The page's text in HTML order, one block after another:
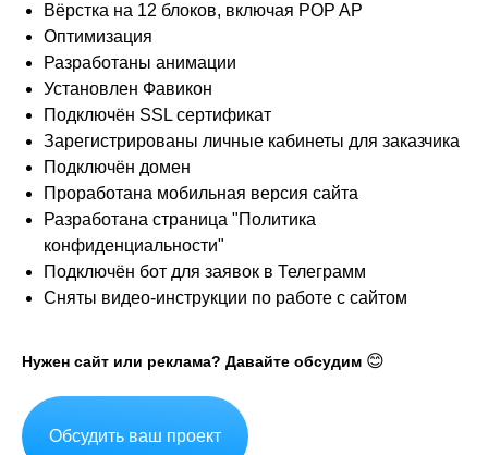
Вёрстка на 12 блоков, включая POP AP
Оптимизация
Разработаны анимации
Установлен Фавикон
Подключён SSL сертификат
Зарегистрированы личные кабинеты для заказчика
Подключён домен
Проработана мобильная версия сайта
Разработана страница "Политика
конфиденциальности"
Подключён бот для заявок в Телеграмм
Сняты видео-инструкции по работе с сайтом
Нужен сайт или реклама? Давайте обсудим 😊
Обсудить ваш проект